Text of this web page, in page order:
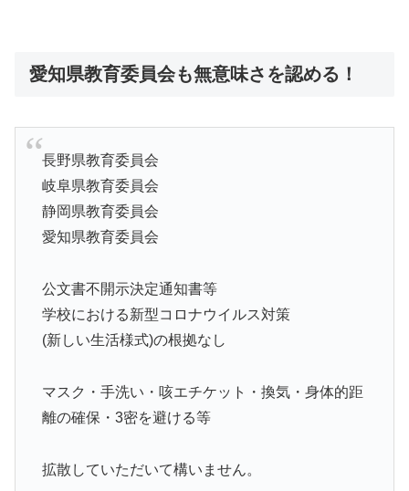
愛知県教育委員会も無意味さを認める！
長野県教育委員会
岐阜県教育委員会
静岡県教育委員会
愛知県教育委員会
公文書不開示決定通知書等
学校における新型コロナウイルス対策
(新しい生活様式)の根拠なし
マスク・手洗い・咳エチケット・換気・身体的距
離の確保・3密を避ける等
拡散していただいて構いません。